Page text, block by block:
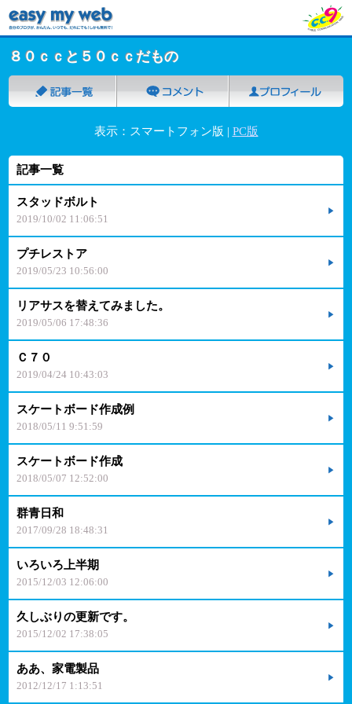
８０ｃｃと５０ｃｃだもの
表示：スマートフォン版 | PC版
記事一覧
スタッドボルト
2019/10/02 11:06:51
プチレストア
2019/05/23 10:56:00
リアサスを替えてみました。
2019/05/06 17:48:36
Ｃ７０
2019/04/24 10:43:03
スケートボード作成例
2018/05/11 9:51:59
スケートボード作成
2018/05/07 12:52:00
群青日和
2017/09/28 18:48:31
いろいろ上半期
2015/12/03 12:06:00
久しぶりの更新です。
2015/12/02 17:38:05
ああ、家電製品
2012/12/17 1:13:51